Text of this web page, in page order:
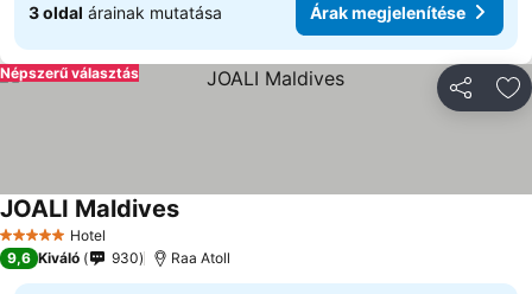
3 oldal árainak mutatása Árak megjelenítése
Népszerű választás
5 KategóriaHotel
JOALI MaldivesÁrak megjelenítése
9,6 Kiváló 930 Raa Atoll